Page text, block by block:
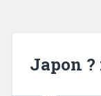
Japon ?